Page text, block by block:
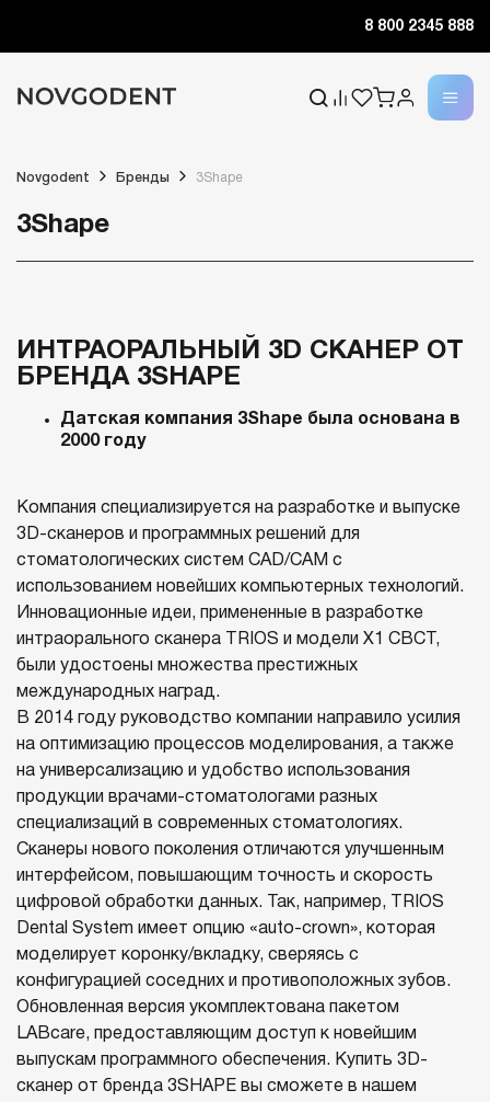
8 800 2345 888
Novgodent Бренды 3Shape
3Shape
ИНТРАОРАЛЬНЫЙ 3D СКАНЕР ОТ
БРЕНДА 3SHAPE
Датская компания 3Shape была основана в
2000 году
Компания специализируется на разработке и выпуске
3D-сканеров и программных решений для
стоматологических систем CAD/CAM с
использованием новейших компьютерных технологий.
Инновационные идеи, примененные в разработке
интраорального сканера TRIOS и модели X1 CBCT,
были удостоены множества престижных
международных наград.
В 2014 году руководство компании направило усилия
на оптимизацию процессов моделирования, а также
на универсализацию и удобство использования
продукции врачами-стоматологами разных
специализаций в современных стоматологиях.
Сканеры нового поколения отличаются улучшенным
интерфейсом, повышающим точность и скорость
цифровой обработки данных. Так, например, TRIOS
Dental System имеет опцию «auto-crown», которая
моделирует коронку/вкладку, сверяясь с
конфигурацией соседних и противоположных зубов.
Обновленная версия укомплектована пакетом
LABcare, предоставляющим доступ к новейшим
выпускам программного обеспечения. Купить 3D-
сканер от бренда 3SHAPE вы сможете в нашем